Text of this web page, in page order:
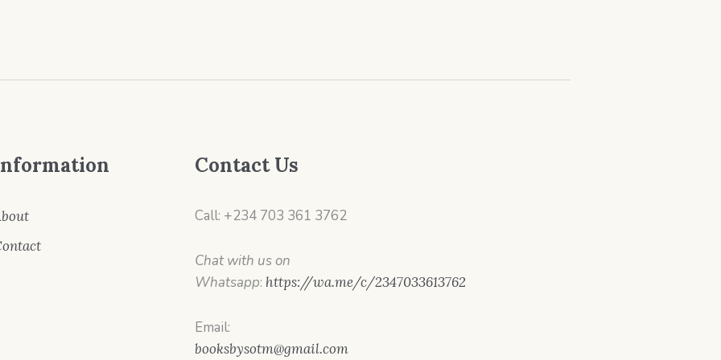
Contact Us
Call: +234 703 361 3762
Chat with us on
Whatsapp: https://wa.me/c/2347033613762
Email:
booksbysotm@gmail.com